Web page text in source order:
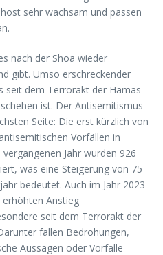
sehr wachsam und passen
nach der Shoa wieder
gibt. Umso erschreckender
seit dem Terrorakt der Hamas
ist. Der Antisemitismus
Seite: Die erst kürzlich von
Vorfällen in
Jahr wurden 926
was eine Steigerung von 75
bedeutet. Auch im Jahr 2023
erhöhten Anstieg
seit dem Terrorakt der
fallen Bedrohungen,
Aussagen oder Vorfälle